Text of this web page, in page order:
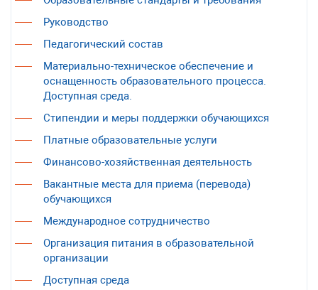
Руководство
Педагогический состав
Материально-техническое обеспечение и
оснащенность образовательного процесса.
Доступная среда.
Стипендии и меры поддержки обучающихся
Платные образовательные услуги
Финансово-хозяйственная деятельность
Вакантные места для приема (перевода)
обучающихся
Международное сотрудничество
Организация питания в образовательной
организации
Доступная среда